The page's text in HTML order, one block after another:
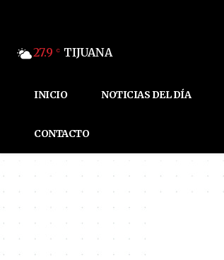
27.9 C TIJUANA
INICIO NOTICIAS DEL DÍA
CONTACTO